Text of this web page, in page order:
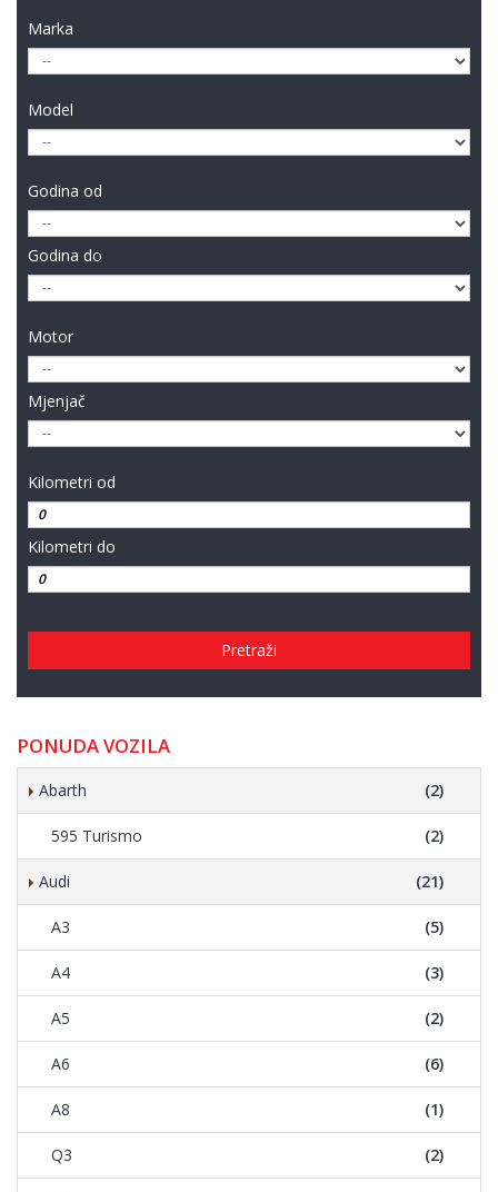
Marka
Model
Godina od
Godina do
Motor
Mjenjač
Kilometri od
Kilometri do
Pretraži
PONUDA VOZILA
Abarth (2)
595 Turismo (2)
Audi (21)
A3 (5)
A4 (3)
A5 (2)
A6 (6)
A8 (1)
Q3 (2)